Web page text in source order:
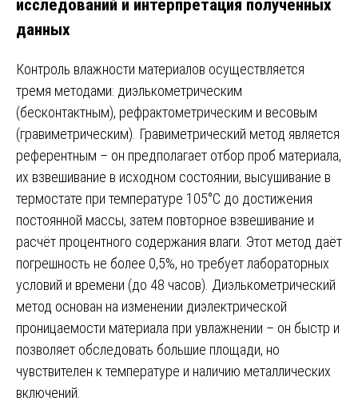
исследований и интерпретация полученных
данных
Контроль влажности материалов осуществляется
тремя методами: диэлькометрическим
(бесконтактным), рефрактометрическим и весовым
(гравиметрическим). Гравиметрический метод является
референтным – он предполагает отбор проб материала,
их взвешивание в исходном состоянии, высушивание в
термостате при температуре 105°C до достижения
постоянной массы, затем повторное взвешивание и
расчёт процентного содержания влаги. Этот метод даёт
погрешность не более 0,5%, но требует лабораторных
условий и времени (до 48 часов). Диэлькометрический
метод основан на изменении диэлектрической
проницаемости материала при увлажнении – он быстр и
позволяет обследовать большие площади, но
чувствителен к температуре и наличию металлических
включений.